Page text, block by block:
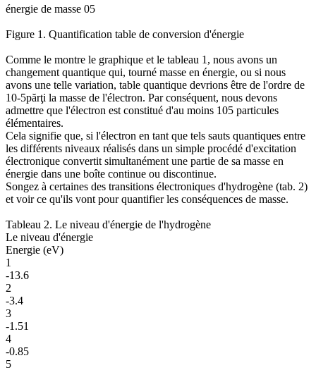
énergie de masse 05
Figure 1. Quantification table de conversion d'énergie
Comme le montre le graphique et le tableau 1, nous avons un
changement quantique qui, tourné masse en énergie, ou si nous
avons une telle variation, table quantique devrions être de l'ordre de
10-5părţi la masse de l'électron. Par conséquent, nous devons
admettre que l'électron est constitué d'au moins 105 particules
élémentaires.
Cela signifie que, si l'électron en tant que tels sauts quantiques entre
les différents niveaux réalisés dans un simple procédé d'excitation
électronique convertit simultanément une partie de sa masse en
énergie dans une boîte continue ou discontinue.
Songez à certaines des transitions électroniques d'hydrogène (tab. 2)
et voir ce qu'ils vont pour quantifier les conséquences de masse.
Tableau 2. Le niveau d'énergie de l'hydrogène
Le niveau d'énergie
Energie (eV)
1
-13.6
2
-3.4
3
-1.51
4
-0.85
5